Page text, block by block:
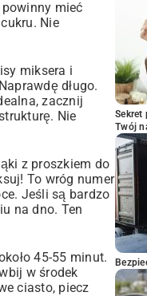
mieć
Nie
miksera i
długo.
zacznij
Nie
z proszkiem do
To wróg numer
Jeśli są bardzo
na dno. Ten
45-55 minut.
w środek
ciasto, piecz
Sekret
Twój